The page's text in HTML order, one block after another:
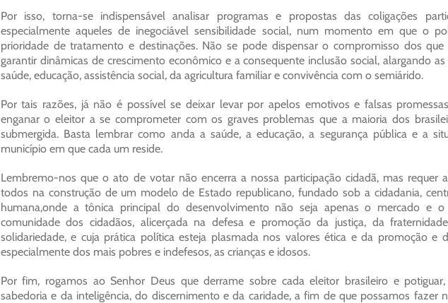
Por isso, torna-se indispensável analisar programas e propostas das coligações
especialmente aqueles de inegociável sensibilidade social, num momento em que o
prioridade de tratamento e destinações. Não se pode dispensar o compromisso dos
garantir dinâmicas de crescimento econômico e a consequente inclusão social, alargando
saúde, educação, assistência social, da agricultura familiar e convivência com o semiárido.
Por tais razões, já não é possível se deixar levar por apelos emotivos e falsas
enganar o eleitor a se comprometer com os graves problemas que a maioria dos
submergida. Basta lembrar como anda a saúde, a educação, a segurança pública e a
município em que cada um reside.
Lembremo-nos que o ato de votar não encerra a nossa participação cidadã, mas requer
todos na construção de um modelo de Estado republicano, fundado sob a cidadania,
humana,onde a tônica principal do desenvolvimento não seja apenas o mercado e
comunidade dos cidadãos, alicerçada na defesa e promoção da justiça, da
solidariedade, e cuja prática política esteja plasmada nos valores ética e da promoção e
especialmente dos mais pobres e indefesos, as crianças e idosos.
Por fim, rogamos ao Senhor Deus que derrame sobre cada eleitor brasileiro e
sabedoria e da inteligência, do discernimento e da caridade, a fim de que possamos fazer